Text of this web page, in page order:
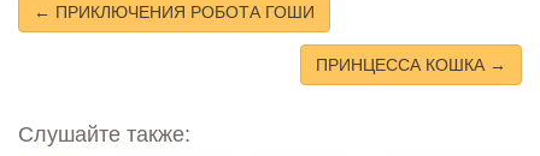
← ПРИКЛЮЧЕНИЯ РОБОТА ГОШИ
ПРИНЦЕССА КОШКА →
Слушайте также: